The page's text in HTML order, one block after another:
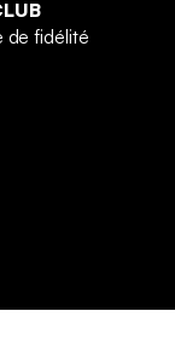
de fidélité